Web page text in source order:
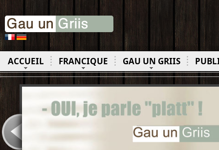
ACCUEIL FRANCIQUE GAU UN GRIIS